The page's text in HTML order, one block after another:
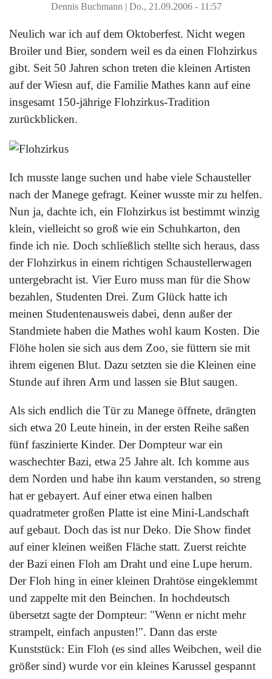
Dennis Buchmann | Do., 21.09.2006 - 11:57
Neulich war ich auf dem Oktoberfest. Nicht wegen
Broiler und Bier, sondern weil es da einen Flohzirkus
gibt. Seit 50 Jahren schon treten die kleinen Artisten
auf der Wiesn auf, die Familie Mathes kann auf eine
insgesamt 150-jährige Flohzirkus-Tradition
zurückblicken.
Ich musste lange suchen und habe viele Schausteller
nach der Manege gefragt. Keiner wusste mir zu helfen.
Nun ja, dachte ich, ein Flohzirkus ist bestimmt winzig
klein, vielleicht so groß wie ein Schuhkarton, den
finde ich nie. Doch schließlich stellte sich heraus, dass
der Flohzirkus in einem richtigen Schaustellerwagen
untergebracht ist. Vier Euro muss man für die Show
bezahlen, Studenten Drei. Zum Glück hatte ich
meinen Studentenausweis dabei, denn außer der
Standmiete haben die Mathes wohl kaum Kosten. Die
Flöhe holen sie sich aus dem Zoo, sie füttern sie mit
ihrem eigenen Blut. Dazu setzten sie die Kleinen eine
Stunde auf ihren Arm und lassen sie Blut saugen.
Als sich endlich die Tür zu Manege öffnete, drängten
sich etwa 20 Leute hinein, in der ersten Reihe saßen
fünf faszinierte Kinder. Der Dompteur war ein
waschechter Bazi, etwa 25 Jahre alt. Ich komme aus
dem Norden und habe ihn kaum verstanden, so streng
hat er gebayert. Auf einer etwa einen halben
quadratmeter großen Platte ist eine Mini-Landschaft
auf gebaut. Doch das ist nur Deko. Die Show findet
auf einer kleinen weißen Fläche statt. Zuerst reichte
der Bazi einen Floh am Draht und eine Lupe herum.
Der Floh hing in einer kleinen Drahtöse eingeklemmt
und zappelte mit den Beinchen. In hochdeutsch
übersetzt sagte der Dompteur: "Wenn er nicht mehr
strampelt, einfach anpusten!". Dann das erste
Kunststück: Ein Floh (es sind alles Weibchen, weil die
größer sind) wurde vor ein kleines Karussel gespannt